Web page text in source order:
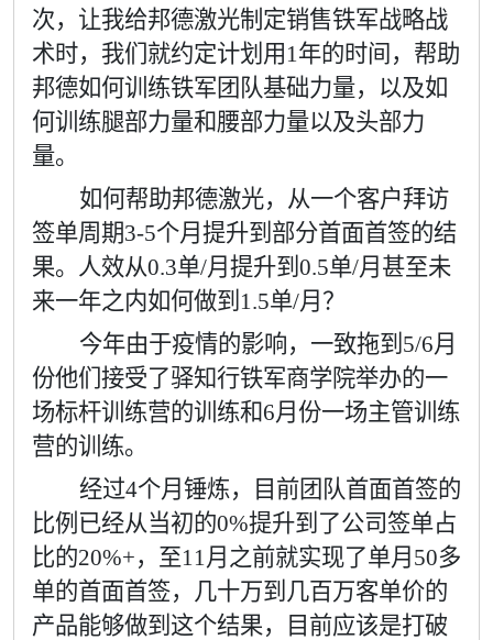
次，让我给邦德激光制定销售铁军战略战
术时，我们就约定计划用 1年的时间，帮助
邦德如何训练铁军团队基础力量，以及如
何训练腿部力量和腰部力量以及头部力
量。
如何帮助邦德激光，从一个客户拜访
签单周期3-5个月提升到部分首面首签的结
果。人效从0.3单/月提升到 0.5单/月甚至未
来一年之内如何做到 1.5单/月？
今年由于疫情的影响，一致拖到 5/6月
份他们接受了驿知行铁军商学院举办的一
场标杆训练营的训练和6月份一场主管训练
营的训练。
经过4个月锤炼，目前团队首面首签的
比例已经从当初的0%提升到了公司签单占
比的20%+，至11月之前就实现了单月 50多
单的首面首签，几十万到几百万客单价的
产品能够做到这个结果，目前应该是打破